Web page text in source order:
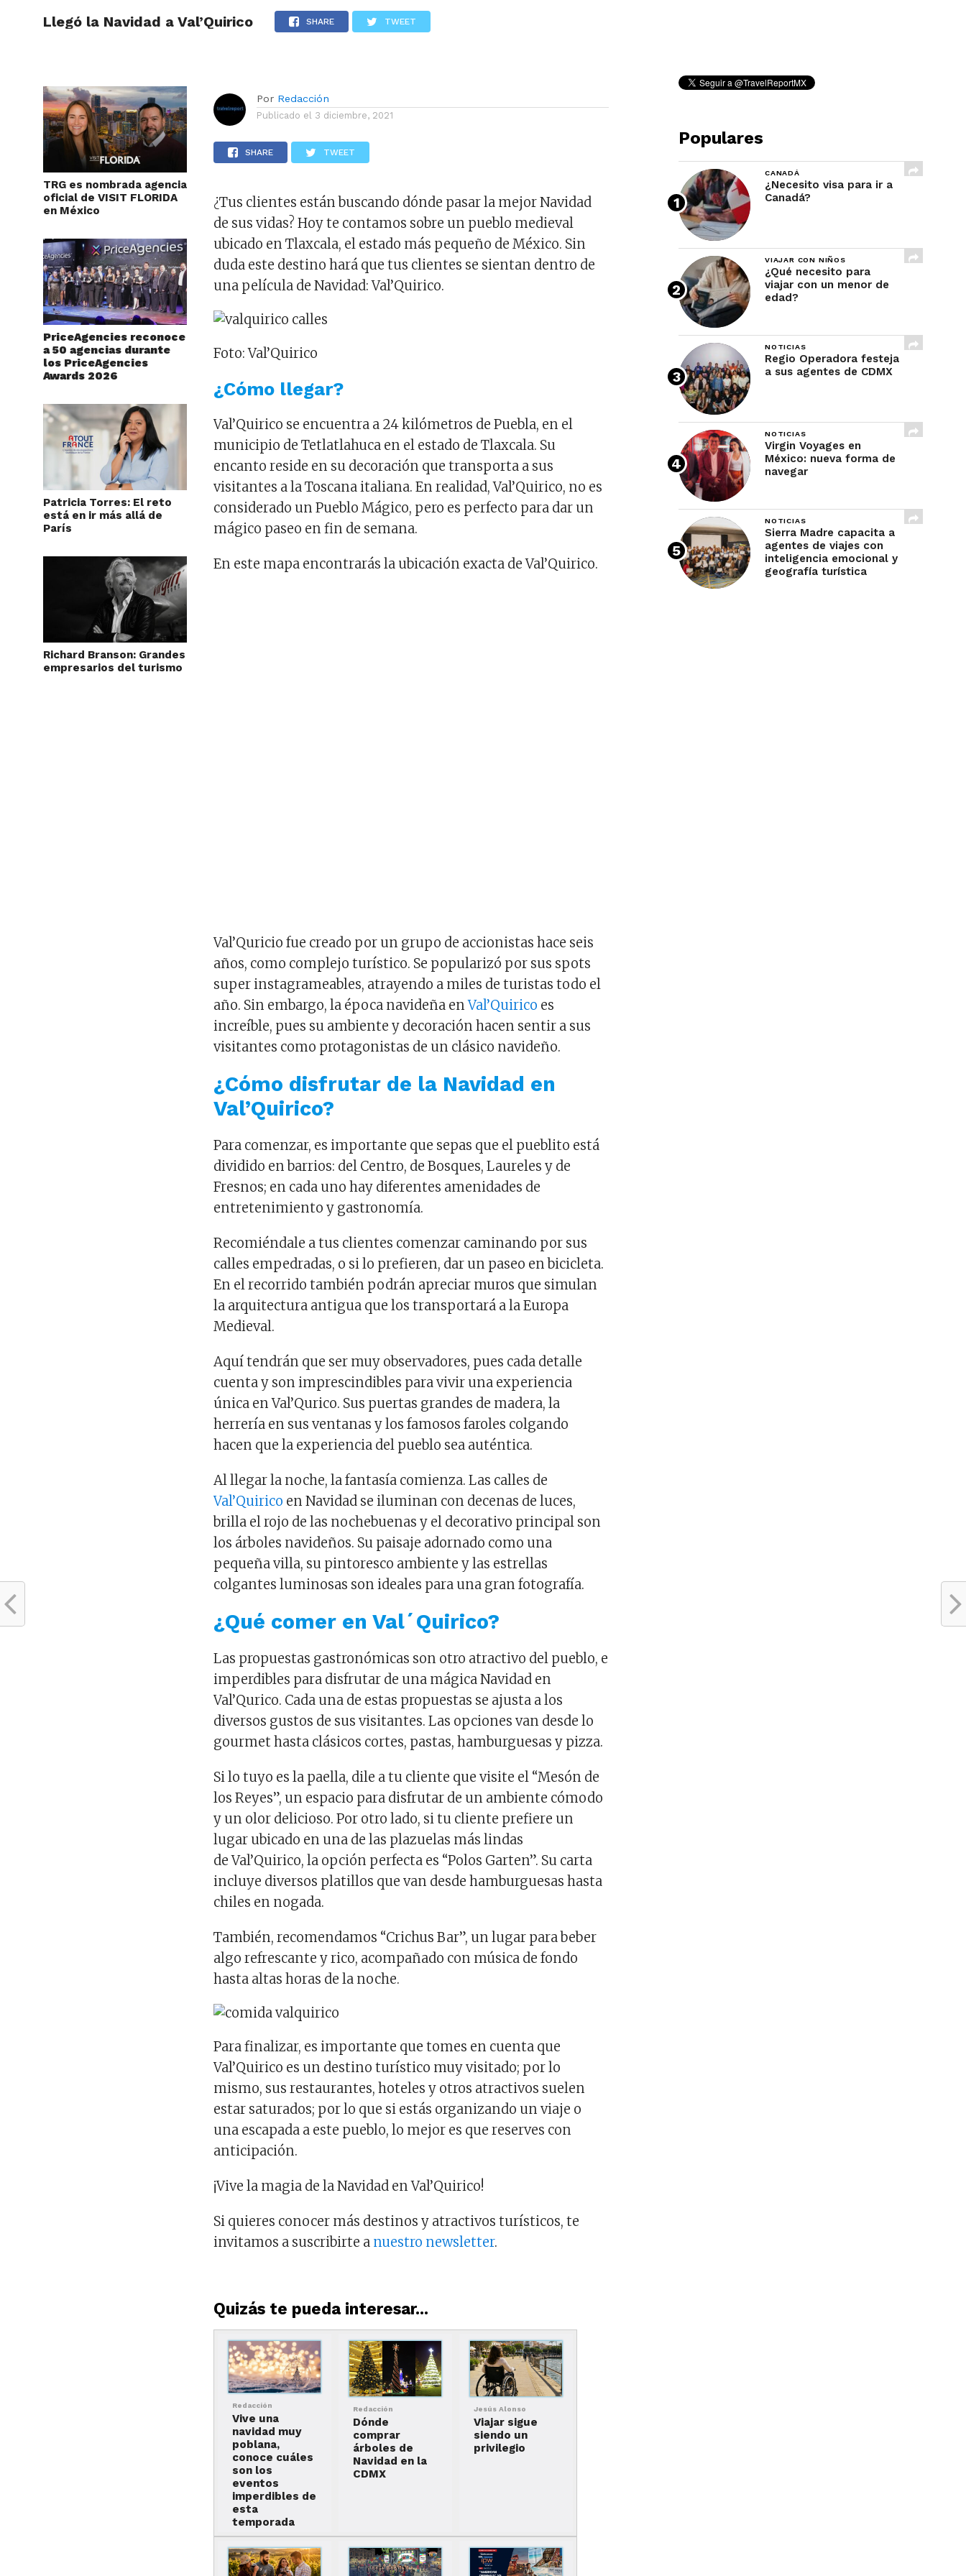
ARTÍCULOS REVIEWS
Llegó la Navidad a Val’Quirico SHARE TWEET
TRG es nombrada agencia
oficial de VISIT FLORIDA
en México
PriceAgencies reconoce
a 50 agencias durante
los PriceAgencies
Awards 2026
Patricia Torres: El reto
está en ir más allá de
París
Richard Branson: Grandes
empresarios del turismo
Por Redacción
Publicado el 3 diciembre, 2021
SHARE TWEET
¿Tus clientes están buscando dónde pasar la mejor Navidad
de sus vidas? Hoy te contamos sobre un pueblo medieval
ubicado en Tlaxcala, el estado más pequeño de México. Sin
duda este destino hará que tus clientes se sientan dentro de
una película de Navidad: Val’Quirico.
Foto: Val’Quirico
¿Cómo llegar?
Val’Quirico se encuentra a 24 kilómetros de Puebla, en el
municipio de Tetlatlahuca en el estado de Tlaxcala. Su
encanto reside en su decoración que transporta a sus
visitantes a la Toscana italiana. En realidad, Val’Quirico, no es
considerado un Pueblo Mágico, pero es perfecto para dar un
mágico paseo en fin de semana.
En este mapa encontrarás la ubicación exacta de Val’Quirico.
Val’Quricio fue creado por un grupo de accionistas hace seis
años, como complejo turístico. Se popularizó por sus spots
super instagrameables, atrayendo a miles de turistas todo el
año. Sin embargo, la época navideña enVal’Quirico es
increíble, pues su ambiente y decoración hacen sentir a sus
visitantes como protagonistas de un clásico navideño.
¿Cómo disfrutar de la Navidad en
Val’Quirico?
Para comenzar, es importante que sepas que el pueblito está
dividido en barrios: del Centro, de Bosques, Laureles y de
Fresnos; en cada uno hay diferentes amenidades de
entretenimiento y gastronomía.
Recomiéndale a tus clientes comenzar caminando por sus
calles empedradas, o si lo prefieren, dar un paseo en bicicleta.
En el recorrido también podrán apreciar muros que simulan
la arquitectura antigua que los transportará a la Europa
Medieval.
Aquí tendrán que ser muy observadores, pues cada detalle
cuenta y son imprescindibles para vivir una experiencia
única en Val’Qurico. Sus puertas grandes de madera, la
herrería en sus ventanas y los famosos faroles colgando
hacen que la experiencia del pueblo sea auténtica.
Al llegar la noche, la fantasía comienza. Las calles de
Val’Quirico en Navidad se iluminan con decenas de luces,
brilla el rojo de las nochebuenas y el decorativo principal son
los árboles navideños. Su paisaje adornado como una
pequeña villa, su pintoresco ambiente y las estrellas
colgantes luminosas son ideales para una gran fotografía.
¿Qué comer en Val´Quirico?
Las propuestas gastronómicas son otro atractivo del pueblo, e
imperdibles para disfrutar de una mágica Navidad en
Val’Qurico. Cada una de estas propuestas se ajusta a los
diversos gustos de sus visitantes. Las opciones van desde lo
gourmet hasta clásicos cortes, pastas, hamburguesas y pizza.
Si lo tuyo es la paella, dile a tu cliente que visite el “Mesón de
los Reyes”, un espacio para disfrutar de un ambiente cómodo
y un olor delicioso. Por otro lado, si tu cliente prefiere un
lugar ubicado en una de las plazuelas más lindas
de Val’Quirico, la opción perfecta es “Polos Garten”. Su carta
incluye diversos platillos que van desde hamburguesas hasta
chiles en nogada.
También, recomendamos “Crichus Bar”, un lugar para beber
algo refrescante y rico, acompañado con música de fondo
hasta altas horas de la noche.
Para finalizar, es importante que tomes en cuenta que
Val’Quirico es un destino turístico muy visitado; por lo
mismo, sus restaurantes, hoteles y otros atractivos suelen
estar saturados; por lo que si estás organizando un viaje o
una escapada a este pueblo, lo mejor es que reserves con
anticipación.
¡Vive la magia de la Navidad en Val’Quirico!
Si quieres conocer más destinos y atractivos turísticos, te
invitamos a suscribirte a nuestro newsletter.
Quizás te pueda interesar...
Redacción
Vive una
navidad muy
poblana,
conoce cuáles
son los
eventos
imperdibles de
esta
temporada
Redacción
Dónde
comprar
árboles de
Navidad en la
CDMX
Jesús Alonso
Viajar sigue
siendo un
privilegio
Populares
CANADÁ
¿Necesito visa para ir a
Canadá?
VIAJAR CON NIÑOS
¿Qué necesito para
viajar con un menor de
edad?
NOTICIAS
Regio Operadora festeja
a sus agentes de CDMX
NOTICIAS
Virgin Voyages en
México: nueva forma de
navegar
NOTICIAS
Sierra Madre capacita a
agentes de viajes con
inteligencia emocional y
geografía turística